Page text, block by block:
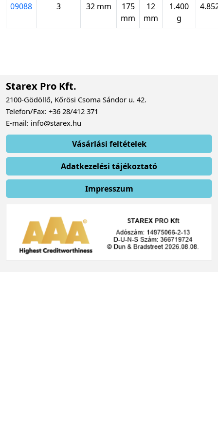
09088 3 32 mm
175
mm
12
mm
1.400
g
Starex Pro Kft.
2100-Gödöllő, Kőrösi Csoma Sándor u. 42.
Telefon/Fax: +36 28/412 371
E-mail: info@starex.hu
Vásárlási feltételek
Adatkezelési tájékoztató
Impresszum